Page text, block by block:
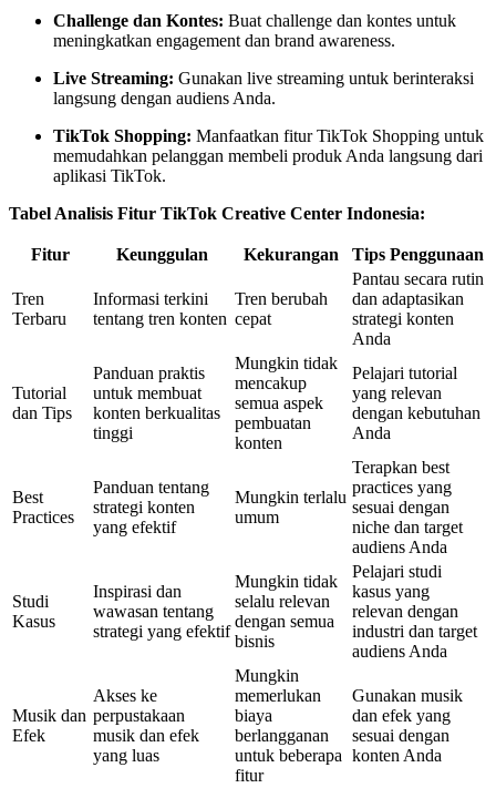
Challenge dan Kontes: Buat challenge dan kontes untuk
meningkatkan engagement dan brand awareness.
Live Streaming: Gunakan live streaming untuk berinteraksi
langsung dengan audiens Anda.
TikTok Shopping: Manfaatkan fitur TikTok Shopping untuk
memudahkan pelanggan membeli produk Anda langsung dari
aplikasi TikTok.
Tabel Analisis Fitur TikTok Creative Center Indonesia:
Fitur Keunggulan Kekurangan Tips Penggunaan
Tren
Terbaru
Informasi terkini
tentang tren konten
Tren berubah
cepat
Pantau secara rutin
dan adaptasikan
strategi konten
Anda
Tutorial
dan Tips
Panduan praktis
untuk membuat
konten berkualitas
tinggi
Mungkin tidak
mencakup
semua aspek
pembuatan
konten
Pelajari tutorial
yang relevan
dengan kebutuhan
Anda
Best
Practices
Panduan tentang
strategi konten
yang efektif
Mungkin terlalu
umum
Terapkan best
practices yang
sesuai dengan
niche dan target
audiens Anda
Studi
Kasus
Inspirasi dan
wawasan tentang
strategi yang efektif
Mungkin tidak
selalu relevan
dengan semua
bisnis
Pelajari studi
kasus yang
relevan dengan
industri dan target
audiens Anda
Musik dan
Efek
Akses ke
perpustakaan
musik dan efek
yang luas
Mungkin
memerlukan
biaya
berlangganan
untuk beberapa
fitur
Gunakan musik
dan efek yang
sesuai dengan
konten Anda